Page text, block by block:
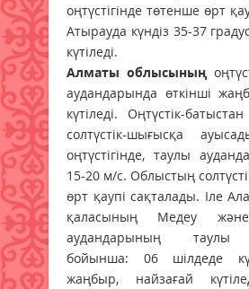
оңтүстігінде төтенше өрт
Атырауда күндіз 35-37
күтіледі.
Алматы облысының
аудандарында өткінші
күтіледі. Оңтүстік-
солтүстік-шығысқа
оңтүстігінде, таулы
15-20 м/с. Облыстың
өрт қаупі сақталады. Іле
қаласының Медеу
аудандарының таулы
бойынша: 06 шілдеде
жаңбыр, найзағай